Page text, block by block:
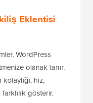
Eklentisi
WordPress
olanak tanır.
hız,
gösterir.